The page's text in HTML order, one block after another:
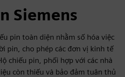
Siemens
pin toàn diện nhằm số hóa việc
pin, cho phép các đơn vị kinh tế
chiếu pin, phối hợp với các nhà
còn thiếu và bảo đảm tuân thủ